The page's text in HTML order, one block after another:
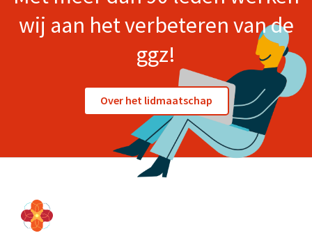
wij aan het verbeteren van de
ggz!
Over het lidmaatschap